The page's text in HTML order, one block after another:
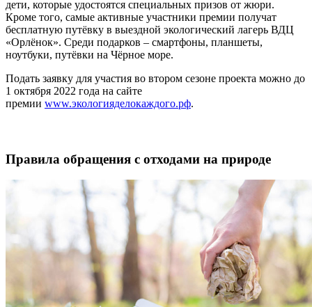
дети, которые удостоятся специальных призов от жюри.
Кроме того, самые активные участники премии получат
бесплатную путёвку в выездной экологический лагерь ВДЦ
«Орлёнок». Среди подарков – смартфоны, планшеты,
ноутбуки, путёвки на Чёрное море.
Подать заявку для участия во втором сезоне проекта можно до
1 октября 2022 года на сайте
премии www.экологияделокаждого.рф.
Правила обращения с отходами на природе